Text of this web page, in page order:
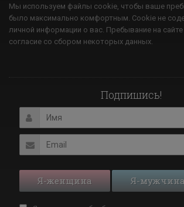
Мы используем файлы cookie, чтобы ваше
было максимально комфортным. Cookie не
личной информации о вас. Пребывание на сайте
согласие со сбором некоторых данных.
Подпишись!
Я-женщина Я-мужчина